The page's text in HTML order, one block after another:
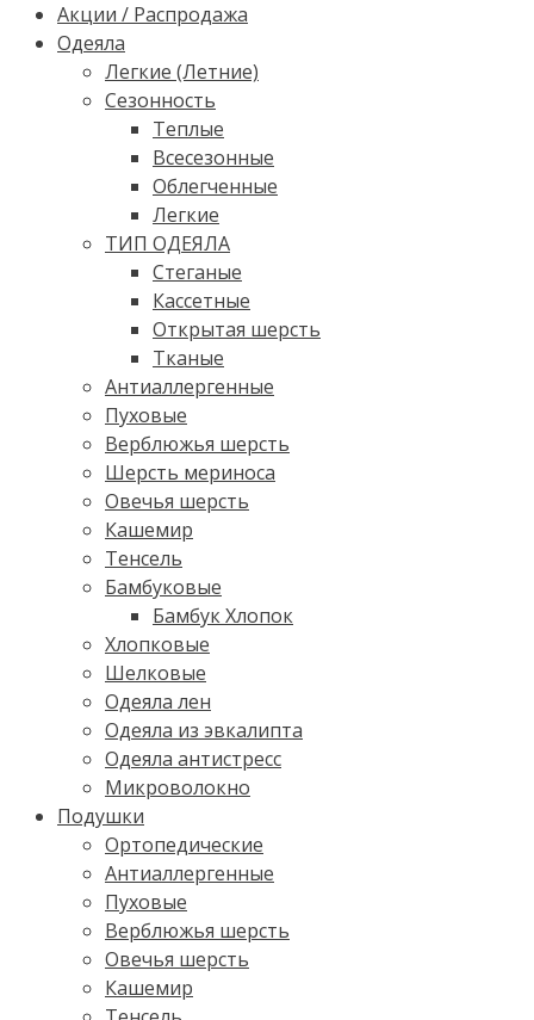
Акции / Распродажа
Одеяла
Легкие (Летние)
Сезонность
Теплые
Всесезонные
Облегченные
Легкие
ТИП ОДЕЯЛА
Стеганые
Кассетные
Открытая шерсть
Тканые
Антиаллергенные
Пуховые
Верблюжья шерсть
Шерсть мериноса
Овечья шерсть
Кашемир
Тенсель
Бамбуковые
Бамбук Хлопок
Хлопковые
Шелковые
Одеяла лен
Одеяла из эвкалипта
Одеяла антистресс
Микроволокно
Подушки
Ортопедические
Антиаллергенные
Пуховые
Верблюжья шерсть
Овечья шерсть
Кашемир